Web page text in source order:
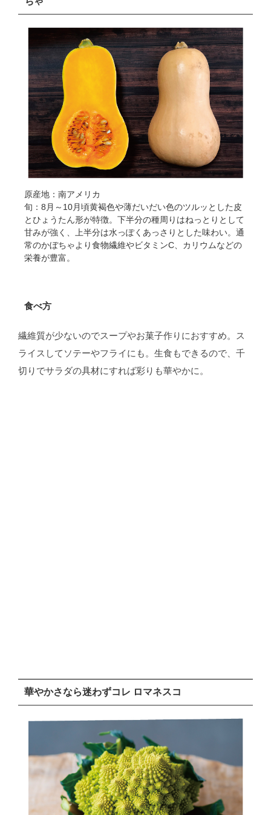
原産地：南アメリカ
旬：8月～10月頃黄褐色や薄だいだい色のツルッとした皮
とひょうたん形が特徴。下半分の種周りはねっとりとして
甘みが強く、上半分は水っぽくあっさりとした味わい。通
常のかぼちゃより食物繊維やビタミンC、カリウムなどの
栄養が豊富。
食べ方
繊維質が少ないのでスープやお菓子作りにおすすめ。ス
ライスしてソテーやフライにも。生食もできるので、千
切りでサラダの具材にすれば彩りも華やかに。
華やかさなら迷わずコレ ロマネスコ